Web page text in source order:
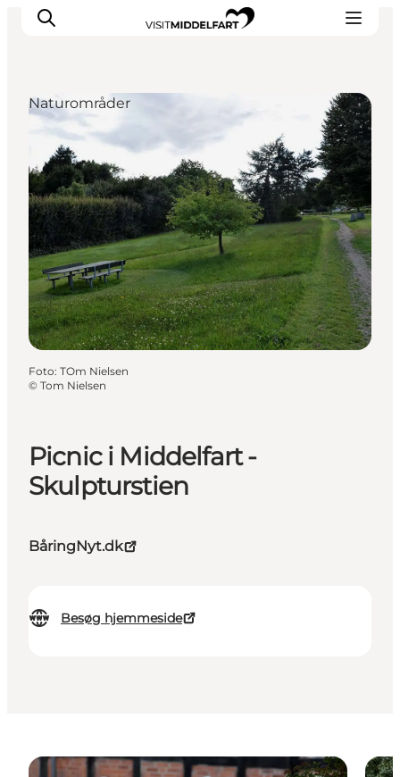
Oplevelser
Mad og drikke
Overnatning
Det Sker
Book oplevelse
Møde og Konference
Picnic i Middelfart -
Skulpturstien
BåringNyt.dk
Besøg hjemmeside
Naturområder
Foto: TOm Nielsen
© Tom Nielsen